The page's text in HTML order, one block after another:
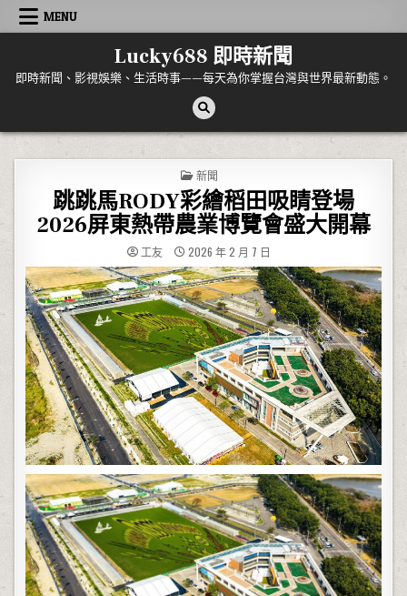
Skip to content
MENU
Lucky688 即時新聞
即時新聞、影視娛樂、生活時事——每天為你掌握台灣與世界最新動態。
POSTED IN
新聞
跳跳馬RODY彩繪稻田吸睛登場
2026屏東熱帶農業博覽會盛大開幕
工友 2026 年 2 月 7 日